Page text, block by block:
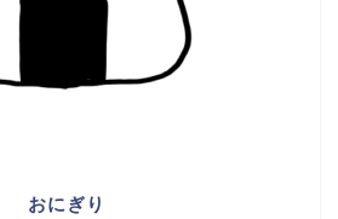
おにぎり